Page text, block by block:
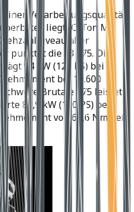
Verarbeitungsqualität,
liegt (O-Ton MV
aller
punktet die F3 675. Die
94 kW (128 PS) bei
bei 10.600
Brutale 675 leistet
80,9 kW (110 PS) bei
von 63,6 Nm bei